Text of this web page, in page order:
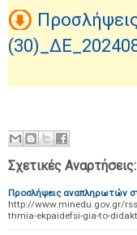
Σχετικές Αναρτήσεις:
Προσλήψεις αναπληρωτών
http://www.minedu.gov.gr/
thmia-ekpaidefsi-gia-to-